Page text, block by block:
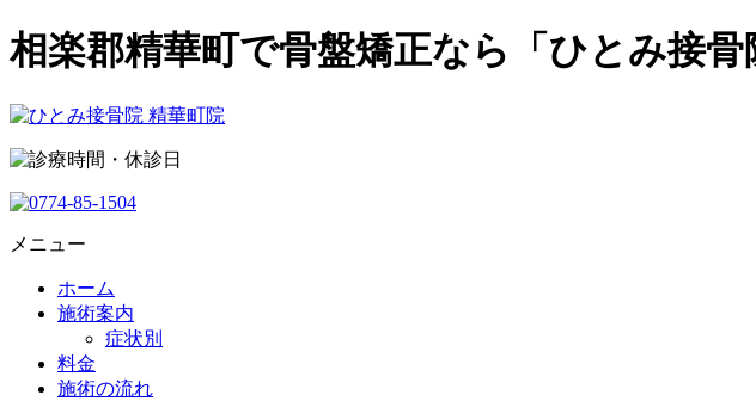
相楽郡精華町で骨盤矯正なら「ひとみ接
メニュー
ホーム
施術案内
症状別
料金
施術の流れ